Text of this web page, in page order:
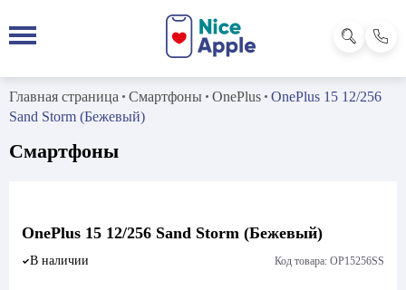
Главная страница Смартфоны OnePlus
OnePlus 15 12/256
Sand Storm (Бежевый)
Смартфоны
OnePlus 15 12/256 Sand Storm (Бежевый)
В наличии Код товара: OP15256SS